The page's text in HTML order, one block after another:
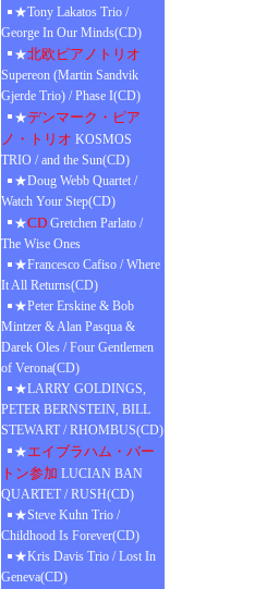
★Tony Lakatos Trio /
George In Our Minds(CD)
★北欧ピアノトリオ
Supereon (Martin Sandvik
Gjerde Trio) / Phase I(CD)
★デンマーク・ピア
ノ・トリオ KOSMOS
TRIO / and the Sun(CD)
★Doug Webb Quartet /
Watch Your Step(CD)
★CD Gretchen Parlato /
The Wise Ones
★Francesco Cafiso / Where
It All Returns(CD)
★Peter Erskine & Bob
Mintzer & Alan Pasqua &
Darek Oles / Four Gentlemen
of Verona(CD)
★LARRY GOLDINGS,
PETER BERNSTEIN, BILL
STEWART / RHOMBUS(CD)
★エイブラハム・バー
トン参加 LUCIAN BAN
QUARTET / RUSH(CD)
★Steve Kuhn Trio /
Childhood Is Forever(CD)
★Kris Davis Trio / Lost In
Geneva(CD)